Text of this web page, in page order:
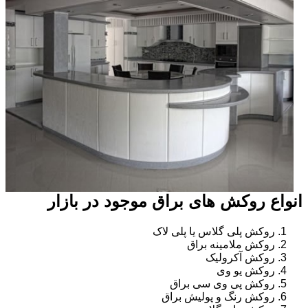
انواع روکش های براق موجود در بازار
روکش پلی گلاس یا پلی لاک
روکش ملامینه براق
روکش آکرولیک
روکش یو وی
روکش پی وی سی براق
روکش رنگ و پولیش براق